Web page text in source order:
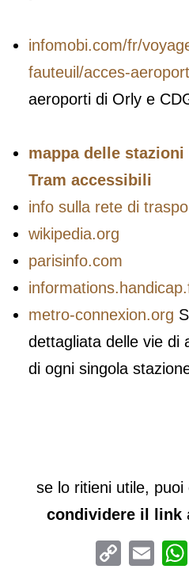
infomobi.com/fr/
fauteuil/acces-
aeroporti di Orly e
mappa delle stazioni
Tram accessibili
info sulla rete di
wikipedia.org
parisinfo.com
metro-connexion.org
dettagliata delle vie di
di ogni singola
se lo ritieni utile, puoi
condividere il link
Copy
Link
Email